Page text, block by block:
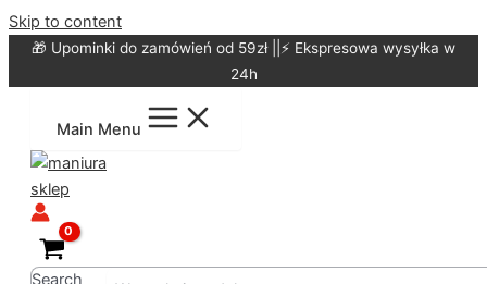
Skip to content
🎁 Upominki do zamówień od 59zł ||⚡ Ekspresowa wysyłka w
24h
Main Menu
Search